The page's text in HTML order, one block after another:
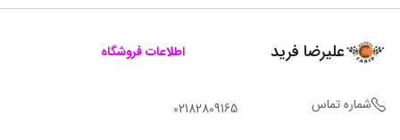
علیرضا فرید اطلاعات فروشگاه
شماره تماس 02182809165